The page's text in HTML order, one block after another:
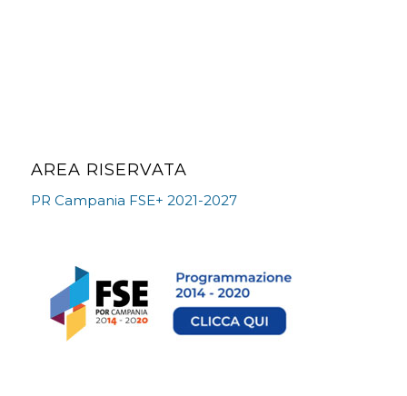
AREA RISERVATA
PR Campania FSE+ 2021-2027